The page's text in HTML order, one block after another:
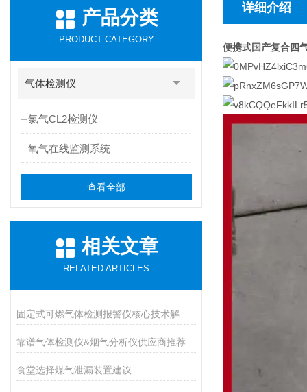
产品分类
PRODUCT CATEGORY
气体检测仪
氯气CL2检测仪
氧气在线监测系统
查看全部
相关文章
RELATED ARTICLES
食堂选择煤气泄漏装置建议
详细介绍
便携式国产复合四